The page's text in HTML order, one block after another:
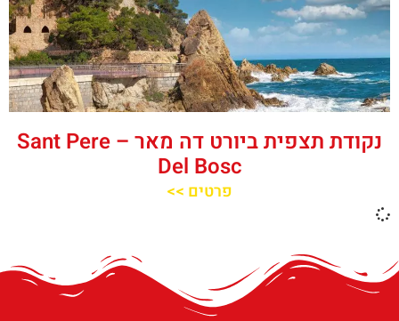
נקודת תצפית ביורט דה מאר – Sant Pere
Del Bosc
פרטים >>